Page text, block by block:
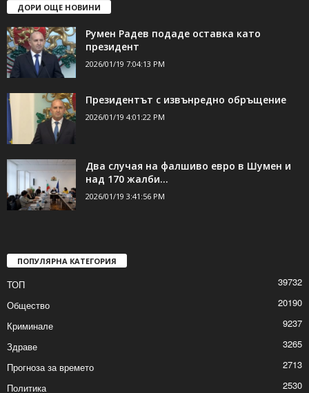
ДОРИ ОЩЕ НОВИНИ
Румен Радев подаде оставка като
президент
2026/01/19 7:04:13 PM
Президентът с извънредно обръщение
2026/01/19 4:01:22 PM
Два случая на фалшиво евро в Шумен и
над 170 жалби...
2026/01/19 3:41:56 PM
ПОПУЛЯРНА КАТЕГОРИЯ
ТОП
39732
Общество
20190
Криминале
9237
Здраве
3265
Прогноза за времето
2713
Политика
2530